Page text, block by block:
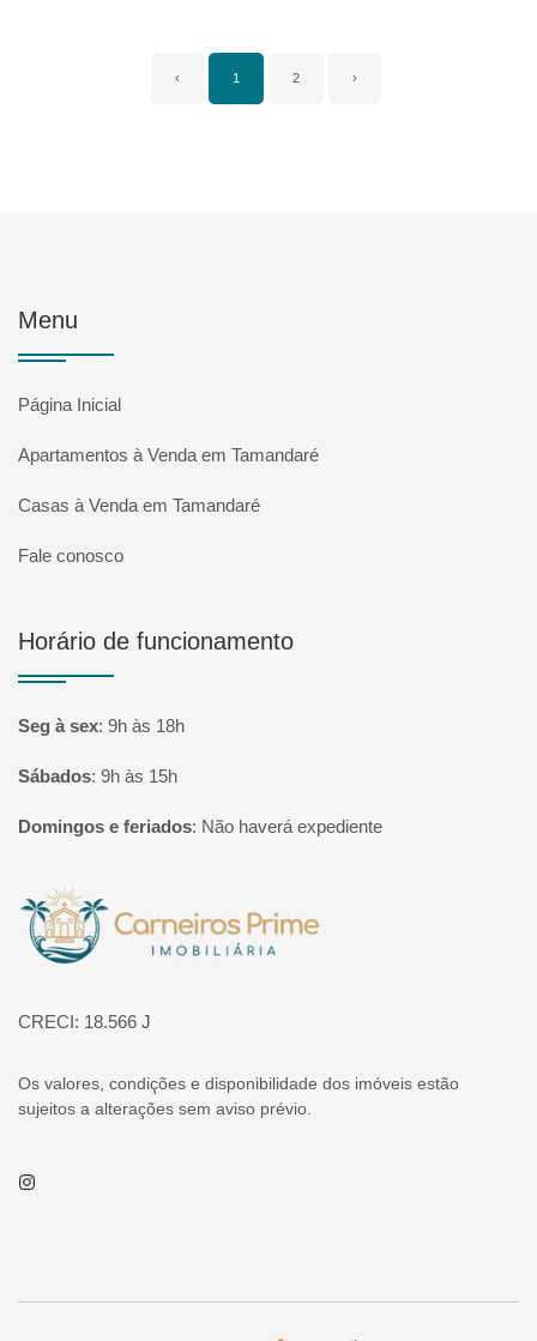
‹ 1 2 ›
Menu
Página Inicial
Apartamentos à Venda em Tamandaré
Casas à Venda em Tamandaré
Fale conosco
Horário de funcionamento
Seg à sex: 9h às 18h
Sábados: 9h às 15h
Domingos e feriados: Não haverá expediente
Página inicial
CRECI: 18.566 J
Os valores, condições e disponibilidade dos imóveis estão
sujeitos a alterações sem aviso prévio.
Instagram